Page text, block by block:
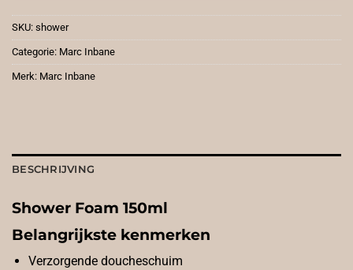
SKU: shower
Categorie: Marc Inbane
Merk: Marc Inbane
BESCHRIJVING
Shower Foam 150ml
Belangrijkste kenmerken
Verzorgende doucheschuim